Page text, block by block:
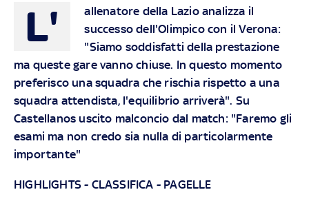
L'
allenatore della Lazio analizza il
successo dell'Olimpico con il Verona:
"Siamo soddisfatti della prestazione
ma queste gare vanno chiuse. In questo momento
preferisco una squadra che rischia rispetto a una
squadra attendista, l'equilibrio arriverà". Su
Castellanos uscito malconcio dal match: "Faremo gli
esami ma non credo sia nulla di particolarmente
importante"
HIGHLIGHTS - CLASSIFICA - PAGELLE